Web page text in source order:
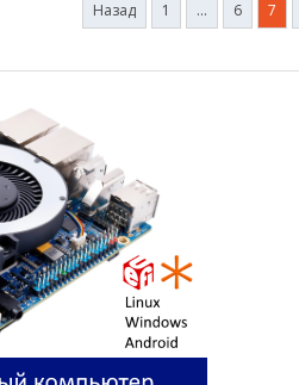
Назад 1 … 6 7